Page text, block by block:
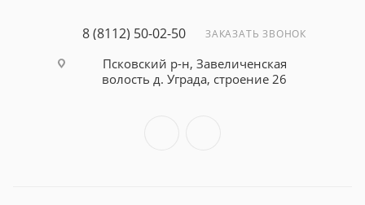
8 (8112) 50-02-50 ЗАКАЗАТЬ ЗВОНОК
Псковский р-н, Завеличенская
волость д. Уграда, строение 26